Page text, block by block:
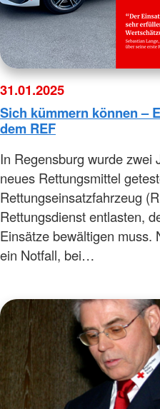
31.01.2025
Sich kümmern können –
dem REF
In Regensburg wurde zwei
neues Rettungsmittel
Rettungseinsatzfahrzeug
Rettungsdienst entlasten,
Einsätze bewältigen muss.
ein Notfall, bei…